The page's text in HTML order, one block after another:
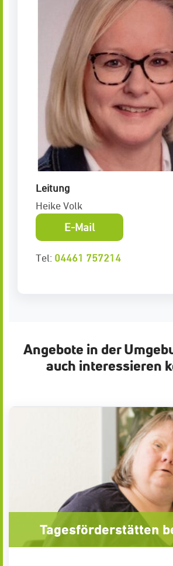
Leitung
Heike Volk
E-Mail
Tel: 04461 757214
Angebote in der
auch interessieren
Tagesförderstätten